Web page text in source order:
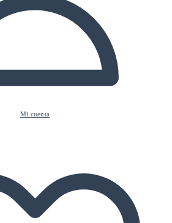
Mi cuenta